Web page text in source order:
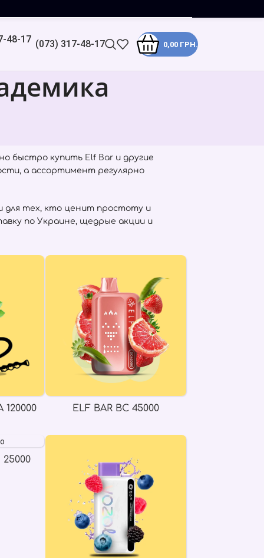
(073) 317-48-17 0,00 ГРН.
быстро купить Elf Bar и другие
а ассортимент регулярно
для тех, кто ценит простоту и
по Украине, щедрые акции и
120000 ELF BAR BC 45000
25000